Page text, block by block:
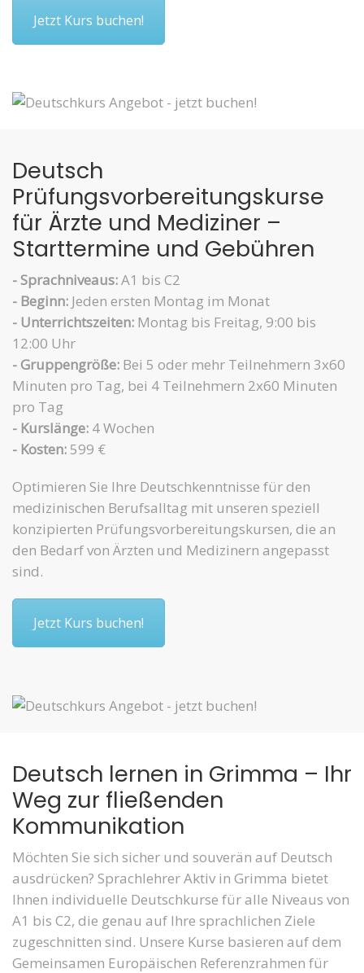
Jetzt Kurs buchen!
Deutsch
Prüfungsvorbereitungskurse
für Ärzte und Mediziner –
Starttermine und Gebühren
- Sprachniveaus:A1 bis C2
- Beginn: Jeden ersten Montag im Monat
- Unterrichtszeiten: Montag bis Freitag, 9:00 bis
12:00 Uhr
- Gruppengröße: Bei 5 oder mehr Teilnehmern 3x60
Minuten pro Tag, bei 4 Teilnehmern 2x60 Minuten
pro Tag
- Kurslänge: 4 Wochen
- Kosten: 599 €
Optimieren Sie Ihre Deutschkenntnisse für den
medizinischen Berufsalltag mit unseren speziell
konzipierten Prüfungsvorbereitungskursen, die an
den Bedarf von Ärzten und Medizinern angepasst
sind.
Jetzt Kurs buchen!
Deutsch lernen in Grimma – Ihr
Weg zur fließenden
Kommunikation
Möchten Sie sich sicher und souverän auf Deutsch
ausdrücken? Sprachlehrer Aktiv in Grimma bietet
Ihnen individuelle Deutschkurse für alle Niveaus von
A1 bis C2, die genau auf Ihre sprachlichen Ziele
zugeschnitten sind. Unsere Kurse basieren auf dem
Gemeinsamen Europäischen Referenzrahmen für